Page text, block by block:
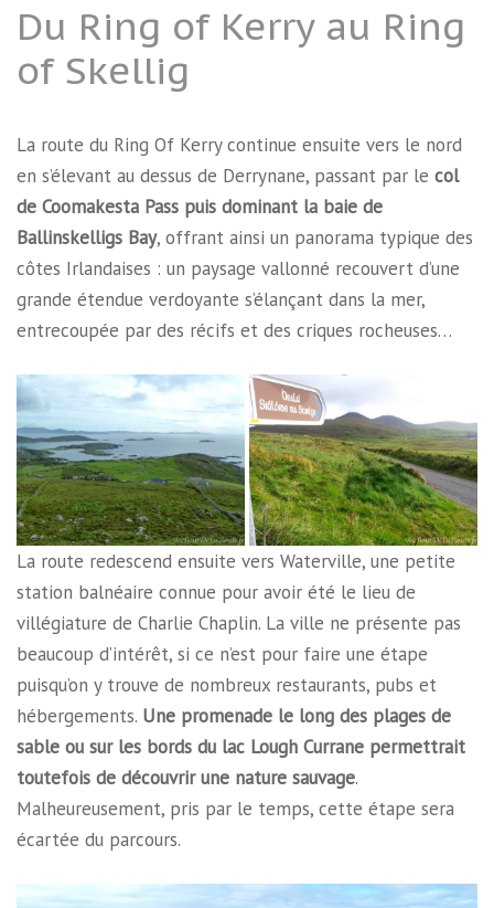
Du Ring of Kerry au Ring
of Skellig
La route du Ring Of Kerry continue ensuite vers le nord
en s’élevant au dessus de Derrynane, passant par le col
de Coomakesta Pass puis dominant la baie de
Ballinskelligs Bay, offrant ainsi un panorama typique des
côtes Irlandaises : un paysage vallonné recouvert d’une
grande étendue verdoyante s’élançant dans la mer,
entrecoupée par des récifs et des criques rocheuses…
La route redescend ensuite vers Waterville, une petite
station balnéaire connue pour avoir été le lieu de
villégiature de Charlie Chaplin. La ville ne présente pas
beaucoup d’intérêt, si ce n’est pour faire une étape
puisqu’on y trouve de nombreux restaurants, pubs et
hébergements. Une promenade le long des plages de
sable ou sur les bords du lac Lough Currane permettrait
toutefois de découvrir une nature sauvage.
Malheureusement, pris par le temps, cette étape sera
écartée du parcours.